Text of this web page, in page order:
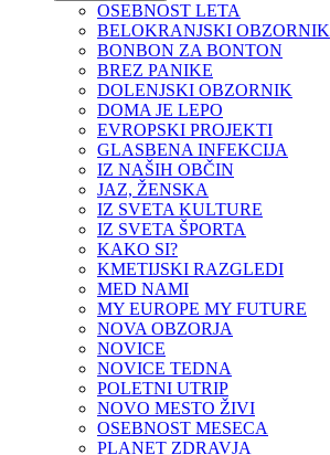
OSEBNOST LETA
BELOKRANJSKI OBZORNIK
BONBON ZA BONTON
BREZ PANIKE
DOLENJSKI OBZORNIK
DOMA JE LEPO
EVROPSKI PROJEKTI
GLASBENA INFEKCIJA
IZ NAŠIH OBČIN
JAZ, ŽENSKA
IZ SVETA KULTURE
IZ SVETA ŠPORTA
KAKO SI?
KMETIJSKI RAZGLEDI
MED NAMI
MY EUROPE MY FUTURE
NOVA OBZORJA
NOVICE
NOVICE TEDNA
POLETNI UTRIP
NOVO MESTO ŽIVI
OSEBNOST MESECA
PLANET ZDRAVJA